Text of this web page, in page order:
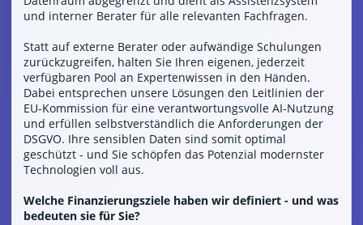
und interner Berater für alle relevanten Fachfragen.
Statt auf externe Berater oder aufwändige Schulungen
zurückzugreifen, halten Sie Ihren eigenen, jederzeit
verfügbaren Pool an Expertenwissen in den Händen.
Dabei entsprechen unsere Lösungen den Leitlinien der
EU-Kommission für eine verantwortungsvolle AI-Nutzung
und erfüllen selbstverständlich die Anforderungen der
DSGVO. Ihre sensiblen Daten sind somit optimal
geschützt - und Sie schöpfen das Potenzial modernster
Technologien voll aus.
Welche Finanzierungsziele haben wir definiert - und was
bedeuten sie für Sie?